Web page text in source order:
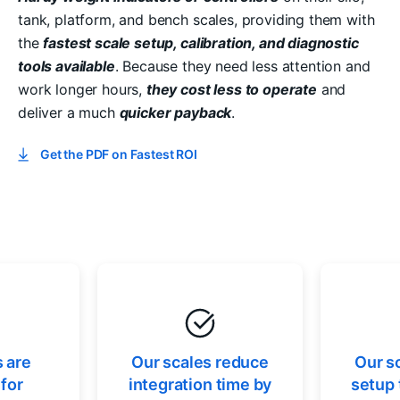
tank, platform, and bench scales, providing them with
thefastest scale setup, calibration, and diagnostic
tools available. Because they need less attention and
work longer hours, they cost less to operate and
deliver a much quicker payback.
Get the PDF on Fastest ROI
are
Our scales reduce
integration time by
Our
setup